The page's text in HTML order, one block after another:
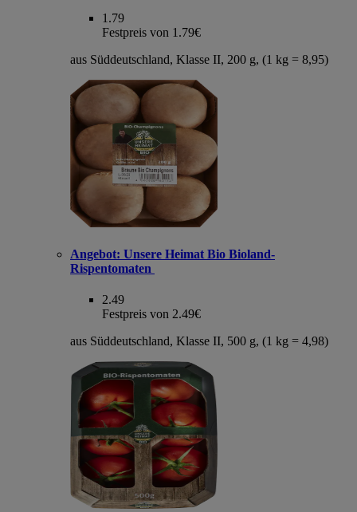
1.79
Festpreis von 1.79€
aus Süddeutschland, Klasse II, 200 g, (1 kg = 8,95)
Angebot: Unsere Heimat Bio Bioland-
Rispentomaten
2.49
Festpreis von 2.49€
aus Süddeutschland, Klasse II, 500 g, (1 kg = 4,98)